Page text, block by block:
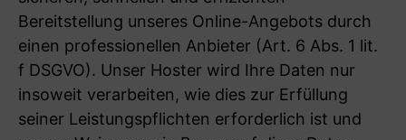
Bereitstellung unseres Online-Angebots durch
einen professionellen Anbieter (Art. 6 Abs. 1 lit.
f DSGVO). Unser Hoster wird Ihre Daten nur
insoweit verarbeiten, wie dies zur Erfüllung
seiner Leistungspflichten erforderlich ist und